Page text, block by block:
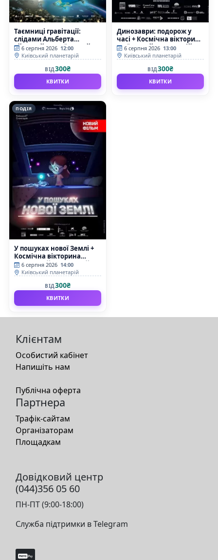
Таємниці гравітації:
слідами Альберта
Ейнштейна (Київський
планетарій)
6 серпня 2026 12:00
Київський планетарій
ВІД300₴
КВИТКИ
Динозаври: подорож у
часі + Космічна вікторина
(Київський планетарій)
6 серпня 2026 13:00
Київський планетарій
ВІД300₴
КВИТКИ
ПОДІЯ
У пошуках нової Землі +
Космічна вікторина
(Київський планетарій)
6 серпня 2026 14:00
Київський планетарій
ВІД300₴
КВИТКИ
Клієнтам
Особистий кабінет
Напишіть нам
Публічна оферта
Партнера
Трафік-сайтам
Організаторам
Площадкам
Довідковий центр
(044)356 05 60
ПН-ПТ (9:00-18:00)
Служба підтримки в Telegram